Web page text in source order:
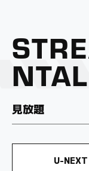
NTAL
見放題
U-NEXT